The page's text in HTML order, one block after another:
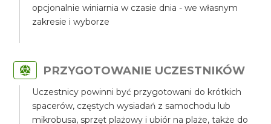
opcjonalnie winiarnia w czasie dnia - we własnym
zakresie i wyborze
PRZYGOTOWANIE UCZESTNIKÓW
Uczestnicy powinni być przygotowani do krótkich
spacerów, częstych wysiadań z samochodu lub
mikrobusa, sprzęt plażowy i ubiór na plaże, także do